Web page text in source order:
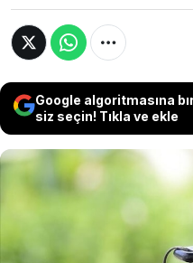
Google algoritmasına
siz seçin! Tıkla ve ekle
TBMM Genel
fahiş site
içeren Tapu
Sayılı Kanun